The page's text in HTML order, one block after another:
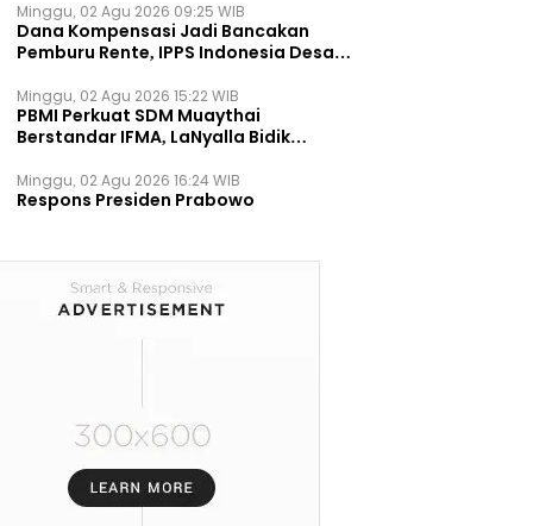
Minggu, 02 Agu 2026 09:25 WIB
Dana Kompensasi Jadi Bancakan
Pemburu Rente, IPPS Indonesia Desak
Permanen
Minggu, 02 Agu 2026 15:22 WIB
PBMI Perkuat SDM Muaythai
Berstandar IFMA, LaNyalla Bidik
Minggu, 02 Agu 2026 16:24 WIB
Respons Presiden Prabowo